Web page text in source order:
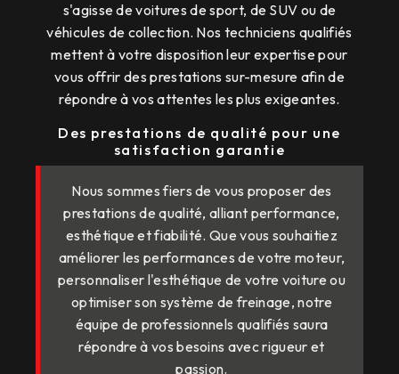
s'agisse de voitures de sport, de SUV ou de
véhicules de collection. Nos techniciens qualifiés
mettent à votre disposition leur expertise pour
vous offrir des prestations sur-mesure afin de
répondre à vos attentes les plus exigeantes.
Des prestations de qualité pour une
satisfaction garantie
Nous sommes fiers de vous proposer des
prestations de qualité, alliant performance,
esthétique et fiabilité. Que vous souhaitiez
améliorer les performances de votre moteur,
personnaliser l'esthétique de votre voiture ou
optimiser son système de freinage, notre
équipe de professionnels qualifiés saura
répondre à vos besoins avec rigueur et
passion.